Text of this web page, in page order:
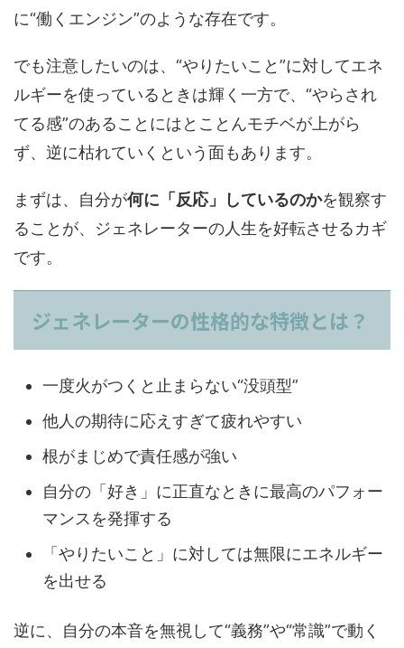
に“働くエンジン”のような存在です。
でも注意したいのは、“やりたいこと”に対してエネ
ルギーを使っているときは輝く一方で、“やらされ
てる感”のあることにはとことんモチベが上がら
ず、逆に枯れていくという面もあります。
まずは、自分が何に「反応」しているのかを観察す
ることが、ジェネレーターの人生を好転させるカギ
です。
ジェネレーターの性格的な特徴とは？
一度火がつくと止まらない“没頭型”
他人の期待に応えすぎて疲れやすい
根がまじめで責任感が強い
自分の「好き」に正直なときに最高のパフォー
マンスを発揮する
「やりたいこと」に対しては無限にエネルギー
を出せる
逆に、自分の本音を無視して“義務”や“常識”で動く